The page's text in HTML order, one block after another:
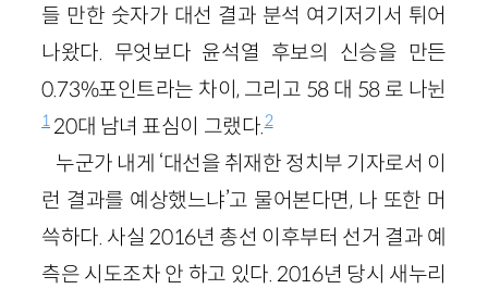
들 만한 숫자가 대선 결과 분석 여기저기서 튀어
나왔다. 무엇보다 윤석열 후보의 신승을 만든
0.73%포인트라는 차이, 그리고 58 대 58 로 나뉜
120대 남녀 표심이 그랬다.2
누군가 내게 ‘대선을 취재한 정치부 기자로서 이
런 결과를 예상했느냐’고 물어본다면, 나 또한 머
쓱하다. 사실 2016년 총선 이후부터 선거 결과 예
측은 시도조차 안 하고 있다. 2016년 당시 새누리